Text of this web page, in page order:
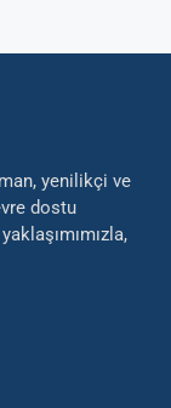
yenilikçi ve
dostu